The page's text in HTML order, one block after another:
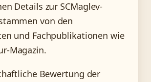
Details zur SCMaglev-
von den
und Fachpublikationen wie
Magazin.
Bewertung der